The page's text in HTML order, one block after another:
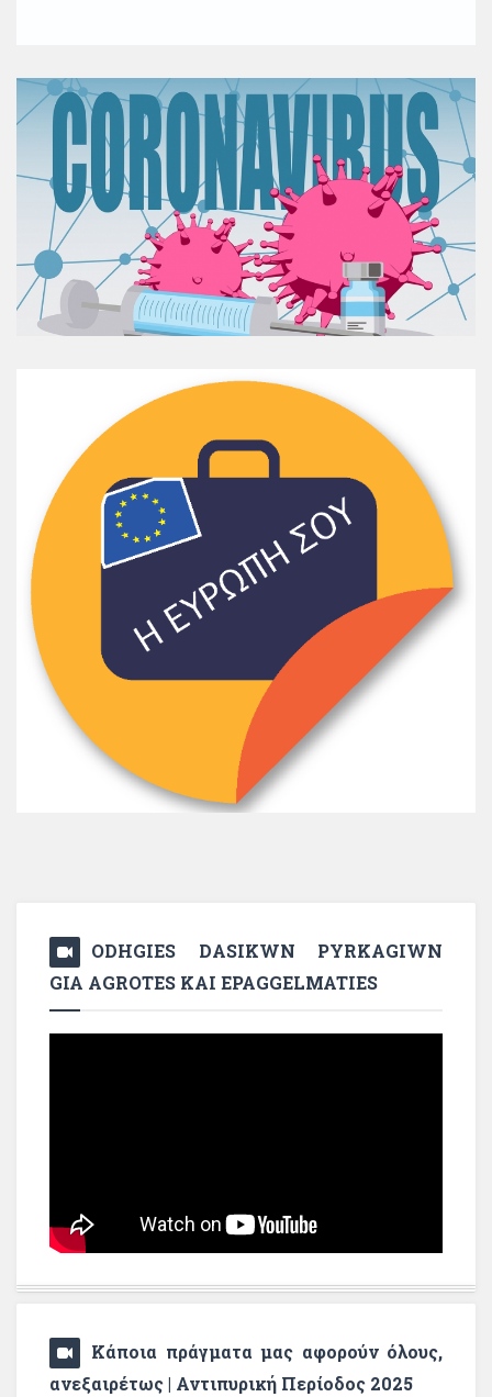
ODHGIES DASIKWN PYRKAGIWN
GIA AGROTES KAI EPAGGELMATIES
Κάποια πράγματα μας αφορούν όλους,
ανεξαιρέτως | Αντιπυρική Περίοδος 2025